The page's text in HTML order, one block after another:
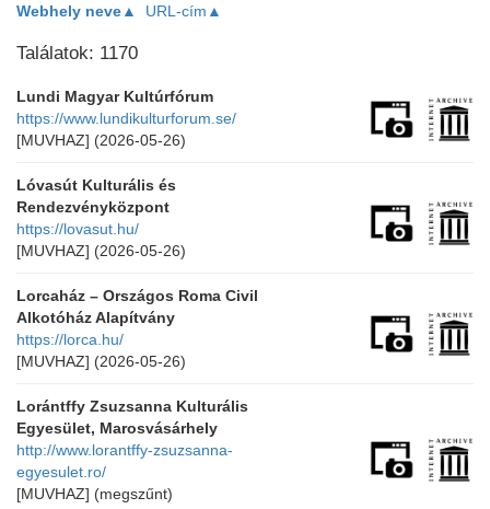
Webhely neve▲ URL-cím▲
Találatok: 1170
Lundi Magyar Kultúrfórum
https://www.lundikulturforum.se/
[MUVHAZ] (2026-05-26)
Lóvasút Kulturális és
Rendezvényközpont
https://lovasut.hu/
[MUVHAZ] (2026-05-26)
Lorcaház – Országos Roma Civil
Alkotóház Alapítvány
https://lorca.hu/
[MUVHAZ] (2026-05-26)
Lorántffy Zsuzsanna Kulturális
Egyesület, Marosvásárhely
http://www.lorantffy-zsuzsanna-
egyesulet.ro/
[MUVHAZ] (megszűnt)